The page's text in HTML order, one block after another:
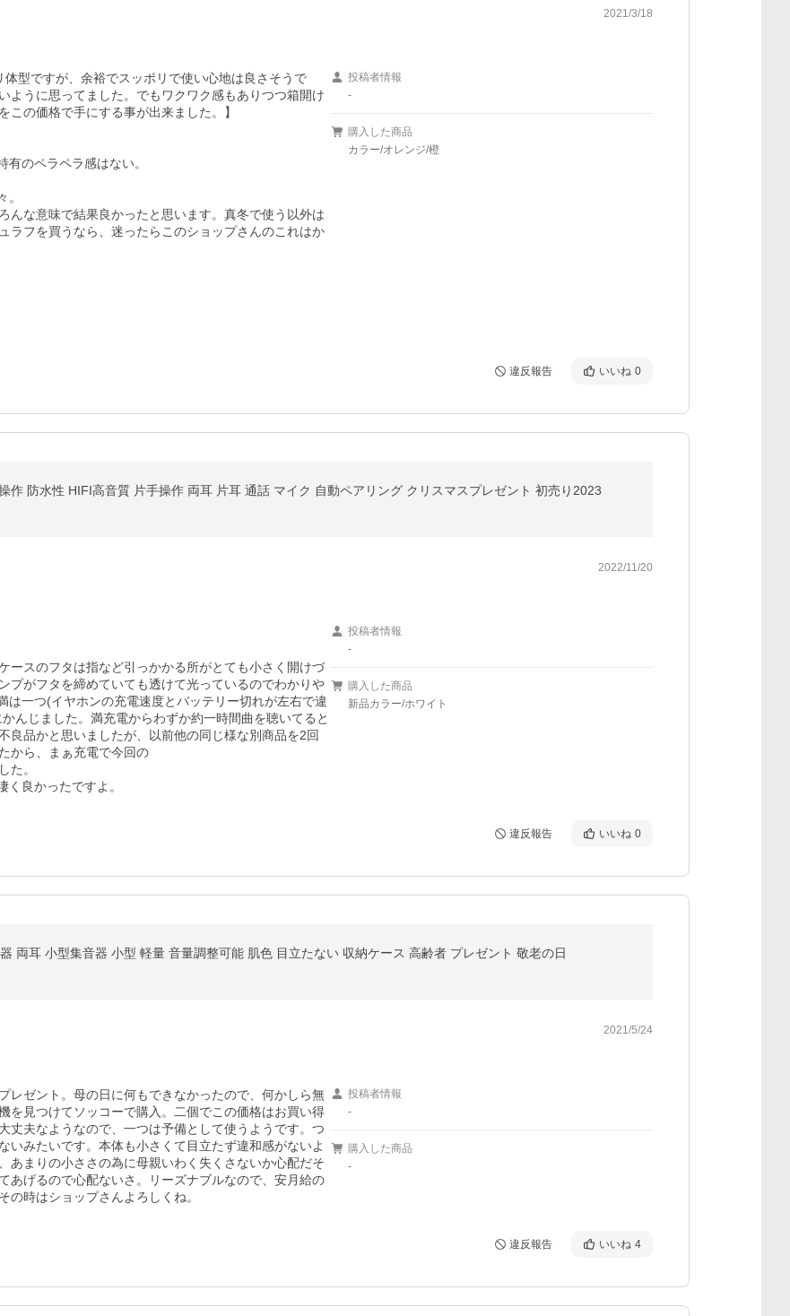
2021/3/18
型ですが、余裕でスッポリで使い心地は良さそうで
ように思ってました。でもワクワク感もありつつ箱開け
この価格で手にする事が出来ました。】
のペラペラ感はない。
んな意味で結果良かったと思います。真冬で使う以外は
ラフを買うなら、迷ったらこのショップさんのこれはか
投稿者情報
-
購入した商品
カラー/オレンジ/橙
違反報告 いいね 0
作 防水性 HIFI高音質 片手操作 両耳 片耳 通話 マイク 自動ペアリング クリスマスプレゼント 初売り2023
2022/11/20
ースのフタは指など引っかかる所がとても小さく開けづ
プがフタを締めていても透けて光っているのでわかりや
一つ(イヤホンの充電速度とバッテリー切れが左右で違
んじました。満充電からわずか約一時間曲を聴いてると
良品かと思いましたが、以前他の同じ様な別商品を2回
から、まぁ充電で今回の
た。
良かったですよ。
投稿者情報
-
購入した商品
新品カラー/ホワイト
違反報告 いいね 0
両耳 小型集音器 小型 軽量 音量調整可能 肌色 目立たない 収納ケース 高齢者 プレゼント 敬老の日
2021/5/24
レゼント。母の日に何もできなかったので、何かしら無
を見つけてソッコーで購入。二個でこの価格はお買い得
丈夫なようなので、一つは予備として使うようです。つ
いみたいです。本体も小さくて目立たず違和感がないよ
あまりの小ささの為に母親いわく失くさないか心配だそ
あげるので心配ないさ。リーズナブルなので、安月給の
の時はショップさんよろしくね。
投稿者情報
-
購入した商品
-
違反報告 いいね 4